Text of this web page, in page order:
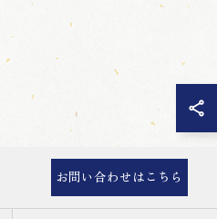
お問い合わせはこちら